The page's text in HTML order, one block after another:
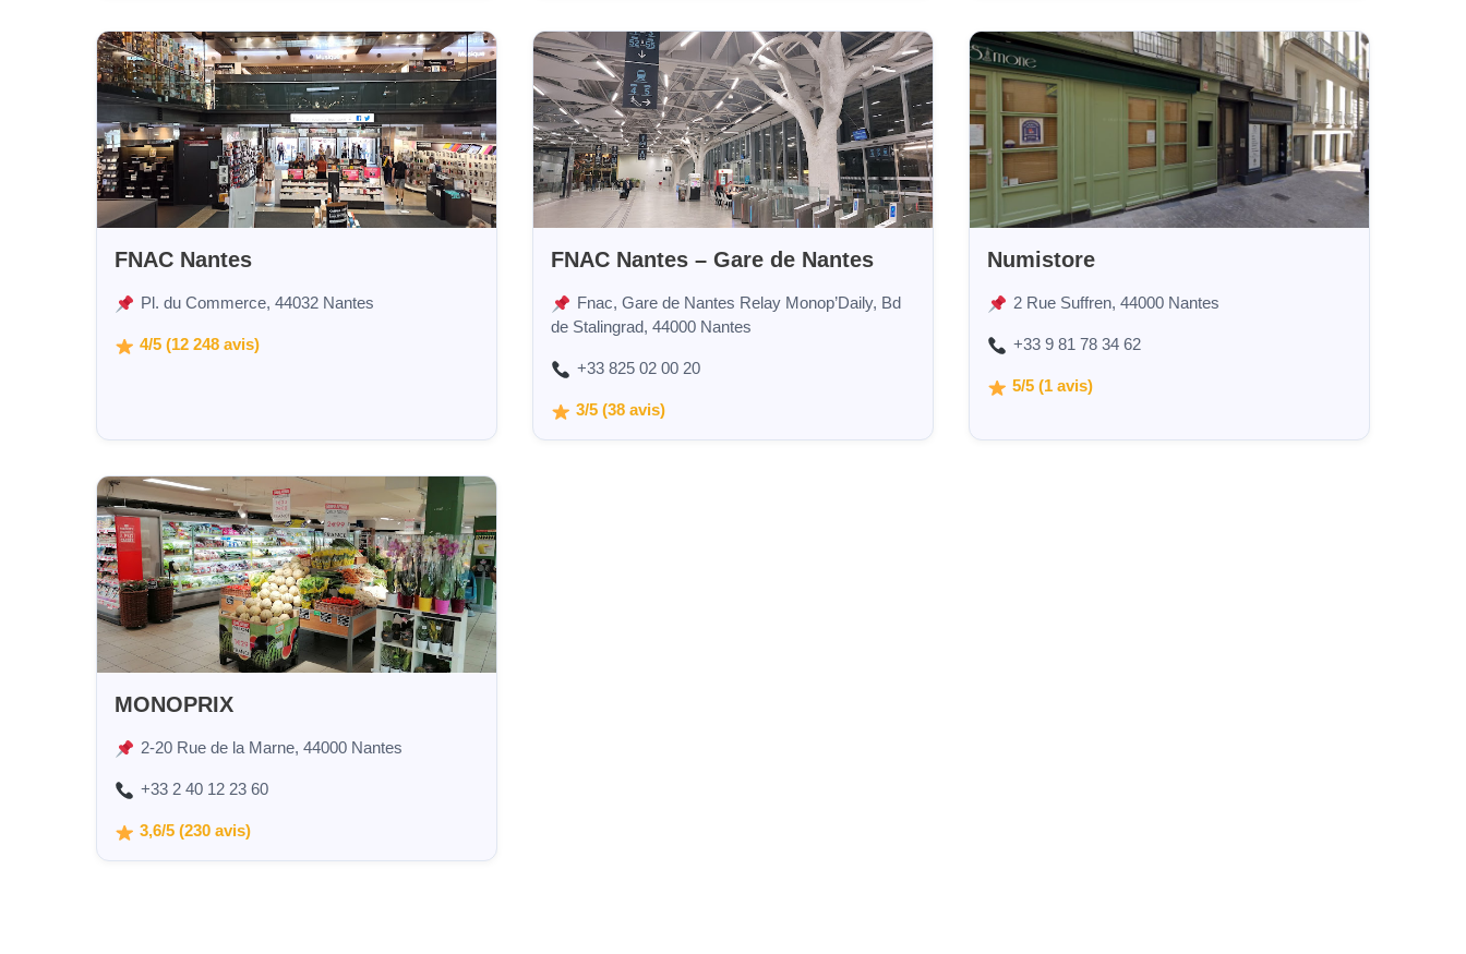
FNAC Nantes
Pl. du Commerce, 44032 Nantes
4/5 (12 248 avis)
FNAC Nantes – Gare de Nantes
Fnac, Gare de Nantes Relay Monop’Daily, Bd
de Stalingrad, 44000 Nantes
+33 825 02 00 20
3/5 (38 avis)
Numistore
2 Rue Suffren, 44000 Nantes
+33 9 81 78 34 62
5/5 (1 avis)
MONOPRIX
2-20 Rue de la Marne, 44000 Nantes
+33 2 40 12 23 60
3,6/5 (230 avis)